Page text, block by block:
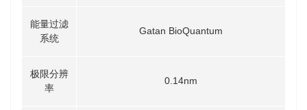
能量过滤
系统
Gatan BioQuantum
极限分辨
率
0.14nm